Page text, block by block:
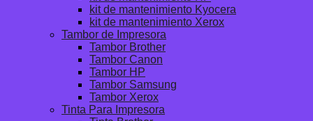
kit de mantenimiento Kyocera
kit de mantenimiento Xerox
Tambor de Impresora
Tambor Brother
Tambor Canon
Tambor HP
Tambor Samsung
Tambor Xerox
Tinta Para Impresora